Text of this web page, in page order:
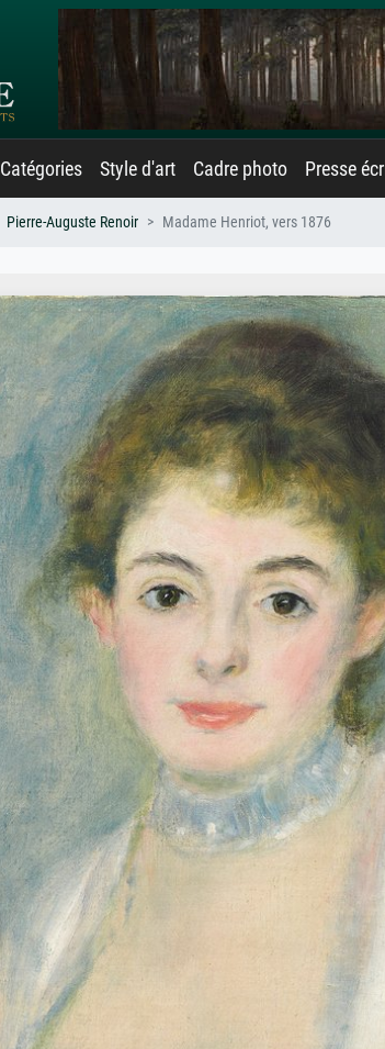
Catégories Style d'art Cadre photo Presse
Pierre-Auguste Renoir Madame Henriot, vers 1876